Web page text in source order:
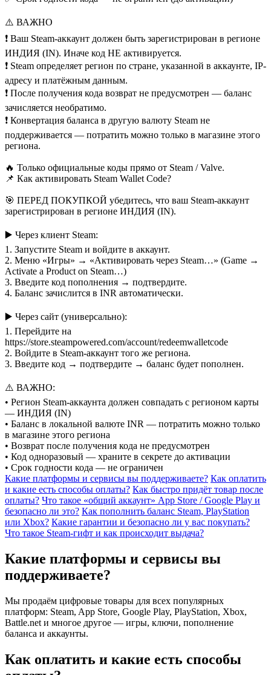
⚠️ ВАЖНО
❗ Ваш Steam-аккаунт должен быть зарегистрирован в регионе
ИНДИЯ (IN). Иначе код НЕ активируется.
❗ Steam определяет регион по стране, указанной в аккаунте, IP-
адресу и платёжным данным.
❗ После получения кода возврат не предусмотрен — баланс
зачисляется необратимо.
❗ Конвертация баланса в другую валюту Steam не
поддерживается — потратить можно только в магазине этого
региона.
🔥 Только официальные коды прямо от Steam / Valve.
📌 Как активировать Steam Wallet Code?
🎯 ПЕРЕД ПОКУПКОЙ убедитесь, что ваш Steam-аккаунт
зарегистрирован в регионе ИНДИЯ (IN).
▶️ Через клиент Steam:
1. Запустите Steam и войдите в аккаунт.
2. Меню «Игры» → «Активировать через Steam…» (Game →
Activate a Product on Steam…)
3. Введите код пополнения → подтвердите.
4. Баланс зачислится в INR автоматически.
▶️ Через сайт (универсально):
1. Перейдите на
https://store.steampowered.com/account/redeemwalletcode
2. Войдите в Steam-аккаунт того же региона.
3. Введите код → подтвердите → баланс будет пополнен.
⚠️ ВАЖНО:
• Регион Steam-аккаунта должен совпадать с регионом карты
— ИНДИЯ (IN)
• Баланс в локальной валюте INR — потратить можно только
в магазине этого региона
• Возврат после получения кода не предусмотрен
• Код одноразовый — храните в секрете до активации
• Срок годности кода — не ограничен
Какие платформы и сервисы вы поддерживаете? Как оплатить
и какие есть способы оплаты? Как быстро придёт товар после
оплаты? Что такое «общий аккаунт» App Store / Google Play и
безопасно ли это? Как пополнить баланс Steam, PlayStation
или Xbox? Какие гарантии и безопасно ли у вас покупать?
Что такое Steam-гифт и как происходит выдача?
Какие платформы и сервисы вы
поддерживаете?
Мы продаём цифровые товары для всех популярных
платформ: Steam, App Store, Google Play, PlayStation, Xbox,
Battle.net и многое другое — игры, ключи, пополнение
баланса и аккаунты.
Как оплатить и какие есть способы